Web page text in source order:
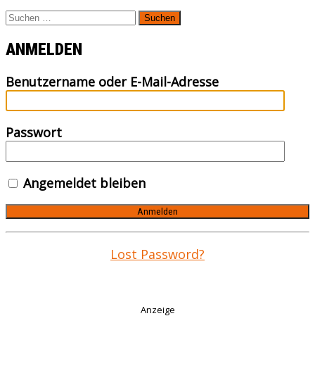
Suchen
nach:
ANMELDEN
Benutzername oder E-Mail-Adresse
Passwort
Angemeldet bleiben
Lost Password?
Anzeige